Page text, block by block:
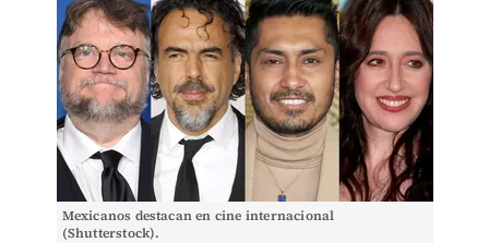
Mexicanos destacan en cine internacional
(Shutterstock).